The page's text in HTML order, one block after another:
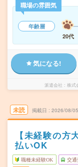
職場の雰囲気
年齢層
20代
気になる!
派遣会社 株式
未読 掲載日 2026/08/05
【未経験の方
払いOK
職種未経験OK 交通